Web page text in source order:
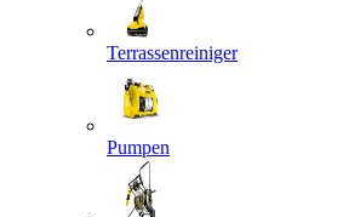
Terrassenreiniger
Pumpen